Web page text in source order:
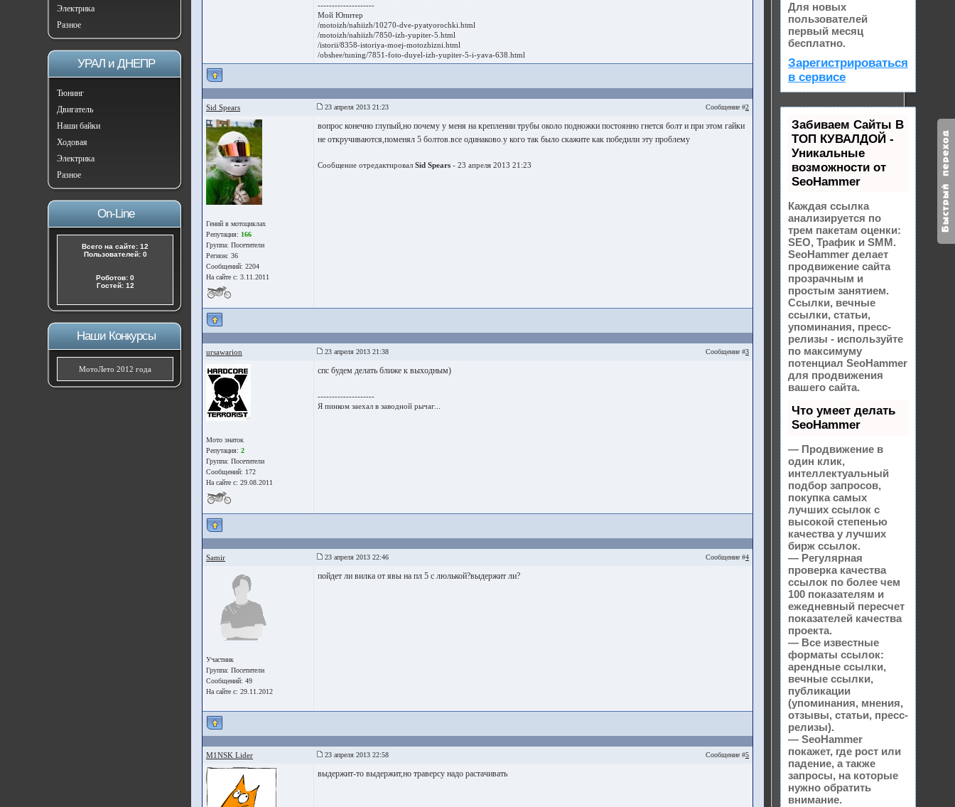
Электрика
Разное
УРАЛ и ДНЕПР
Тюнинг
Двигатель
Наши байки
Ходовая
Электрика
Разное
On-Line
Всего на сайте: 12
Пользователей: 0
Роботов: 0
Гостей: 12
Наши Конкурсы
МотоЛето 2012 года
--------------------
Мой Юпитер
/motoizh/nahiizh/10270-dve-pyatyorochki.html
/motoizh/nahiizh/7850-izh-yupiter-5.html
/istorii/8358-istoriya-moej-motozhizni.html
/obshee/tuning/7851-foto-duyel-izh-yupiter-5-i-yava-638.html
Sid Spears 23 апреля 2013 21:23 Сообщение #2
Гений в мотоциклах
Репутация: 166
Группа: Посетители
Регион: 36
Сообщений: 2204
На сайте с: 3.11.2011
вопрос конечно глупый,но почему у меня на креплении трубы около подножки постоянно гнется болт и при этом гайки
не откручиваются,поменял 5 болтов.все одинаково.у кого так было скажите как победили эту проблему
Сообщение отредактировал Sid Spears - 23 апреля 2013 21:23
ursawarion 23 апреля 2013 21:38 Сообщение #3
Мото знаток
Репутация: 2
Группа: Посетители
Сообщений: 172
На сайте с: 29.08.2011
спс будем делать ближе к выходным)
--------------------
Я пинком заехал в заводной рычаг...
Samir 23 апреля 2013 22:46 Сообщение #4
Участник
Группа: Посетители
Сообщений: 49
На сайте с: 29.11.2012
пойдет ли вилка от явы на пл 5 с люлькой?выдержит ли?
M1NSK Lider 23 апреля 2013 22:58 Сообщение #5
выдержит-то выдержит,но траверсу надо растачивать
Для новых
пользователей
первый месяц
бесплатно.
Зарегистрироваться
в сервисе
Забиваем Сайты В
ТОП КУВАЛДОЙ -
Уникальные
возможности от
SeoHammer
Каждая ссылка
анализируется по
трем пакетам оценки:
SEO, Трафик и SMM.
SeoHammer делает
продвижение сайта
прозрачным и
простым занятием.
Ссылки, вечные
ссылки, статьи,
упоминания, пресс-
релизы - используйте
по максимуму
потенциал SeoHammer
для продвижения
вашего сайта.
Что умеет делать
SeoHammer
— Продвижение в
один клик,
интеллектуальный
подбор запросов,
покупка самых
лучших ссылок с
высокой степенью
качества у лучших
бирж ссылок.
— Регулярная
проверка качества
ссылок по более чем
100 показателям и
ежедневный пересчет
показателей качества
проекта.
— Все известные
форматы ссылок:
арендные ссылки,
вечные ссылки,
публикации
(упоминания, мнения,
отзывы, статьи, пресс-
релизы).
— SeoHammer
покажет, где рост или
падение, а также
запросы, на которые
нужно обратить
внимание.